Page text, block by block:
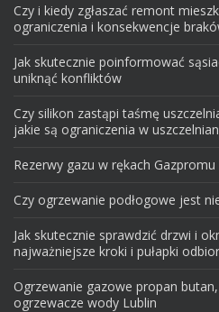
Czy i kiedy zgłaszać remont
ograniczenia i konsekwencje
Jak skutecznie poinformować
uniknąć konfliktów
Czy silikon zastąpi taśmę
jakie są ograniczenia w
Rezerwy gazu w rękach Gazpromu
Czy ogrzewanie podłogowe jest
Jak skutecznie sprawdzić drzwi i
najważniejsze kroki i pułapki
Ogrzewanie gazowe propan
ogrzewacze wody Lublin